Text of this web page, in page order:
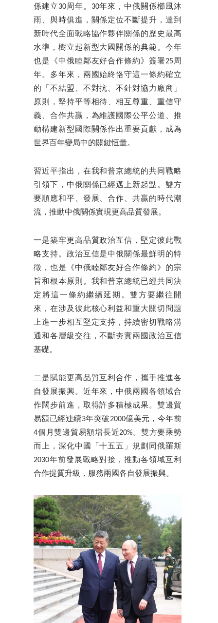
係建立30周年。30年來，中俄關係櫛風沐
雨、與時俱進，關係定位不斷提升，達到
新時代全面戰略協作夥伴關係的歷史最高
水準，樹立起新型大國關係的典範。今年
也是《中俄睦鄰友好合作條約》簽署25周
年。多年來，兩國始終恪守這一條約確立
的「不結盟、不對抗、不針對協力廠商」
原則，堅持平等相待、相互尊重、重信守
義、合作共贏，為維護國際公平公道、推
動構建新型國際關係作出重要貢獻，成為
世界百年變局中的關鍵恒量。
習近平指出，在我和普京總統的共同戰略
引領下，中俄關係已經邁上新起點。雙方
要順應和平、發展、合作、共贏的時代潮
流，推動中俄關係實現更高品質發展。
一是築牢更高品質政治互信，堅定彼此戰
略支持。政治互信是中俄關係最鮮明的特
徵，也是《中俄睦鄰友好合作條約》的宗
旨和根本原則。我和普京總統已經共同決
定將這一條約繼續延期。雙方要繼往開
來，在涉及彼此核心利益和重大關切問題
上進一步相互堅定支持，持續密切戰略溝
通和各層級交往，不斷夯實兩國政治互信
基礎。
二是賦能更高品質互利合作，攜手推進各
自發展振興。近年來，中俄兩國各領域合
作闊步前進，取得許多積極成果。雙邊貿
易額已經連續3年突破2000億美元，今年前
4個月雙邊貿易額增長近20%。雙方要乘勢
而上，深化中國「十五五」規劃同俄羅斯
2030年前發展戰略對接，推動各領域互利
合作提質升級，服務兩國各自發展振興。